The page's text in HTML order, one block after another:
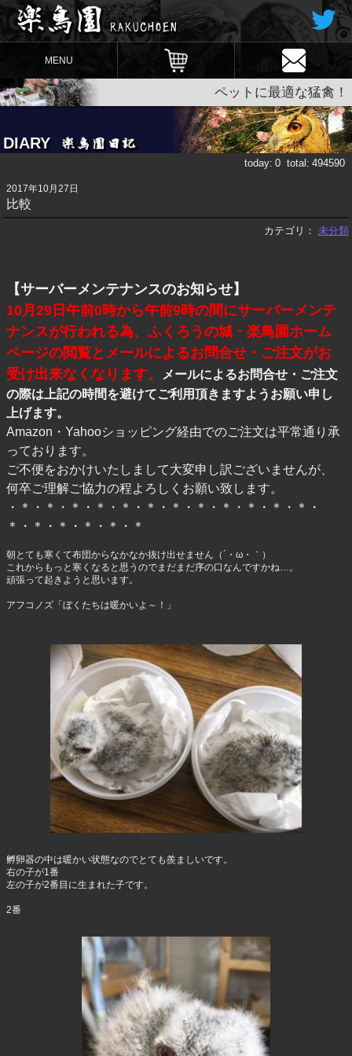
MENU
ペットに最適な猛禽！
DIARY
today: 0 total: 494590
2017年10月27日
比較
カテゴリ： 未分類
【サーバーメンテナンスのお知らせ】
10月29日午前0時から午前9時の間にサーバーメンテ
ナンスが行われる為、ふくろうの城・楽鳥園ホーム
ページの閲覧とメールによるお問合せ・ご注文がお
受け出来なくなります。
メールによるお問合せ・ご注文
の際は上記の時間を避けてご利用頂きますようお願い申し
上げます。
Amazon・Yahooショッピング経由でのご注文は平常通り承
っております。
ご不便をおかけいたしまして大変申し訳ございませんが、
何卒ご理解ご協力の程よろしくお願い致します。
・＊・＊・＊・＊・＊・＊・＊・＊・＊・＊・＊・＊・
＊・＊・＊・＊・＊・＊
朝とても寒くて布団からなかなか抜け出せません（´・ω・｀）
これからもっと寒くなると思うのでまだまだ序の口なんですかね…。
頑張って起きようと思います。
アフコノズ「ぼくたちは暖かいよ～！」
孵卵器の中は暖かい状態なのでとても羨ましいです。
右の子が1番
左の子が2番目に生まれた子です。
2番